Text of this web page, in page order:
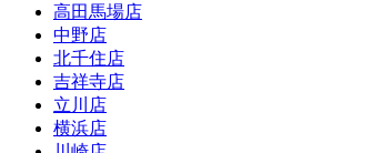
高田馬場店
中野店
北千住店
吉祥寺店
立川店
横浜店